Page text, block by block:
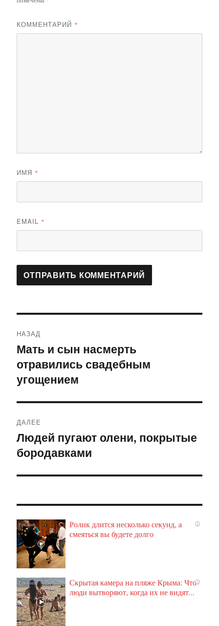
КОММЕНТАРИЙ *
ИМЯ *
EMAIL *
по
записям
НАЗАД
Предыдущая
запись:
Мать и сын насмерть
отравились свадебным
угощением
ДАЛЕЕ
Следующая
запись:
Людей пугают олени, покрытые
бородавками
i
Ролик длится несколько секунд, а
смеяться вы будете долго
i
Скрытая камера на пляже Крыма: Что
люди вытворяют, когда их не видят...